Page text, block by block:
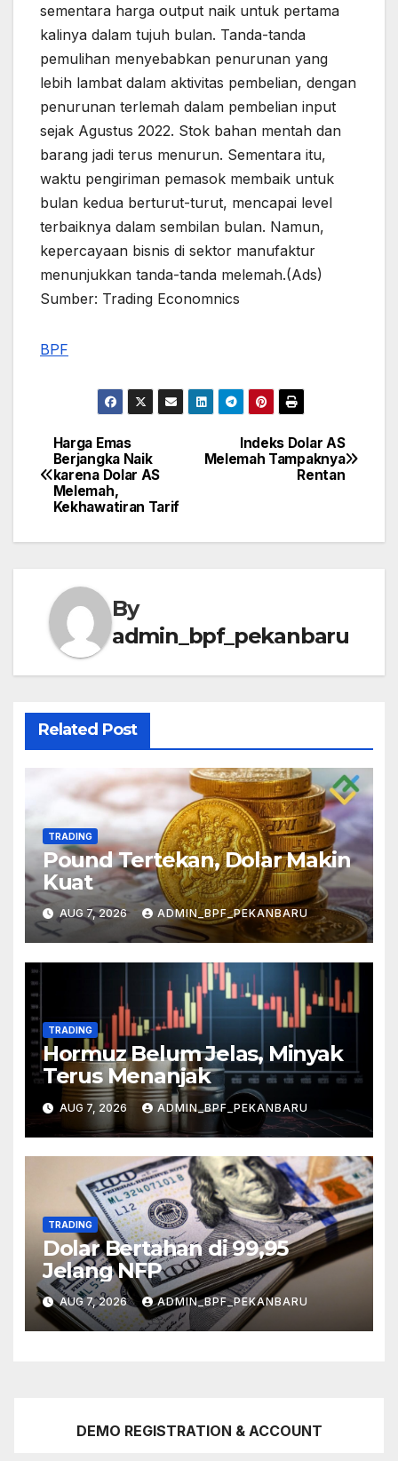
sementara harga output naik untuk pertama
kalinya dalam tujuh bulan. Tanda-tanda
pemulihan menyebabkan penurunan yang
lebih lambat dalam aktivitas pembelian, dengan
penurunan terlemah dalam pembelian input
sejak Agustus 2022. Stok bahan mentah dan
barang jadi terus menurun. Sementara itu,
waktu pengiriman pemasok membaik untuk
bulan kedua berturut-turut, mencapai level
terbaiknya dalam sembilan bulan. Namun,
kepercayaan bisnis di sektor manufaktur
menunjukkan tanda-tanda melemah.(Ads)
Sumber: Trading Economnics
BPF
Post
navigation
Indeks Dolar AS
Melemah Tampaknya
Rentan
Harga Emas
Berjangka Naik
karena Dolar AS
Melemah,
Kekhawatiran Tarif
By
admin_bpf_pekanbaru
Related Post
TRADING
Pound Tertekan, Dolar Makin
Kuat
AUG 7, 2026 ADMIN_BPF_PEKANBARU
TRADING
Hormuz Belum Jelas, Minyak
Terus Menanjak
AUG 7, 2026 ADMIN_BPF_PEKANBARU
TRADING
Dolar Bertahan di 99,95
Jelang NFP
AUG 7, 2026 ADMIN_BPF_PEKANBARU
DEMO REGISTRATION & ACCOUNT